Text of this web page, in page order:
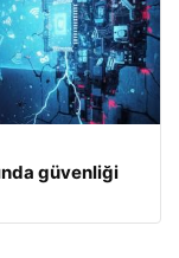
güvenliği